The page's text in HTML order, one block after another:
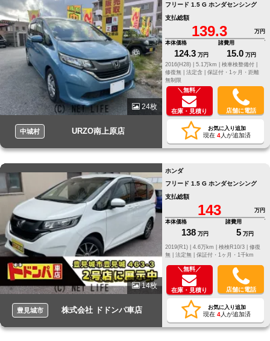
24枚
中城村 URZO南上原店
フリード 1.5 G ホンダセンシング
支払総額
139.3
万円
本体価格
124.3 万円
諸費用
15.0 万円
2016(H28) |
5.1万km |
検車検整備付 |
修復無 | 法定含 | 保証付・1ヶ月・距離
無制限
＼無料／
在庫・見積り 店舗に電話
お気に入り追加
現在 4人が追加済
14枚
豊見城市 株式会社 ドドンパ車店
ホンダ
フリード 1.5 G ホンダセンシング
支払総額
143
万円
本体価格
138 万円
諸費用
5 万円
修復
無 | 法定無 | 保証付・1ヶ月・1千km
＼無料／
在庫・見積り 店舗に電話
お気に入り追加
現在 4人が追加済